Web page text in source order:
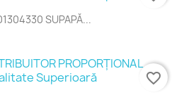
SUPAPĂ...
favorite_border